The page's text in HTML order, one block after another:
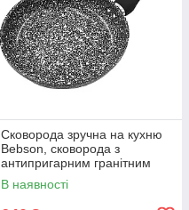
Сковорода зручна на кухню
Bebson, сковорода з
антипригарним гранітним
покриттям та бакелітовою
ручкою
В наявності